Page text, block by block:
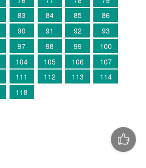
83 84 85
86
90 91 92
93
97 98 99
100
104 105 106
107
111 112 113
114
118